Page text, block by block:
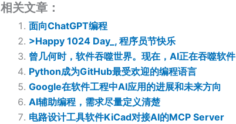
相关文章：
面向ChatGPT编程
>Happy 1024 Day_, 程序员节快乐
曾几何时，软件吞噬世界。现在，AI正在吞噬软件
Python成为GitHub最受欢迎的编程语言
Google在软件工程中AI应用的进展和未来方向
AI辅助编程，需求尽量定义清楚
电路设计工具软件KiCad对接AI的MCP Server